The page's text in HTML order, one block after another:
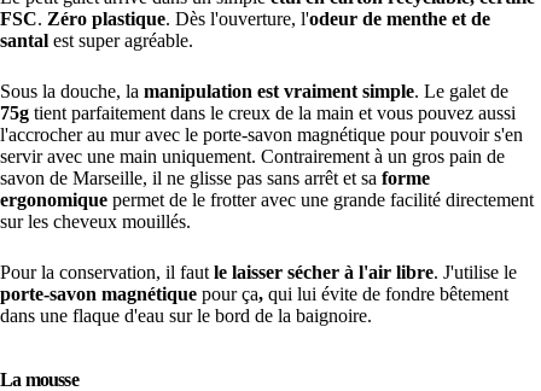
FSC. Zéro plastique. Dès l'ouverture, l'odeur de menthe et de
santal est super agréable.
Sous la douche, la manipulation est vraiment simple. Le galet de
75g tient parfaitement dans le creux de la main et vous pouvez aussi
l'accrocher au mur avec le porte-savon magnétique pour pouvoir s'en
servir avec une main uniquement. Contrairement à un gros pain de
savon de Marseille, il ne glisse pas sans arrêt et sa forme
ergonomique permet de le frotter avec une grande facilité directement
sur les cheveux mouillés.
Pour la conservation, il faut le laisser sécher à l'air libre. J'utilise le
porte-savon magnétique pour ça, qui lui évite de fondre bêtement
dans une flaque d'eau sur le bord de la baignoire.
La mousse